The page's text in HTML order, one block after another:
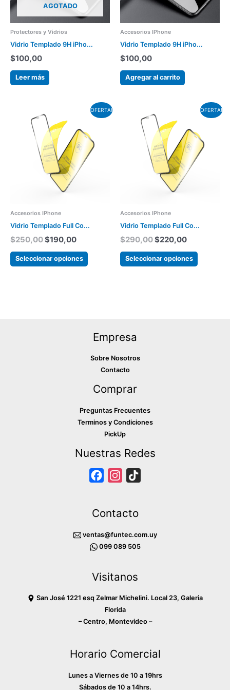
AGOTADO
Protectores y Vidrios
Vidrio Templado 9H iPho...
$100,00
Leer más
Accesorios IPhone
Vidrio Templado 9H iPho...
$100,00
Agregar al carrito
OFERTA!
Accesorios IPhone
Vidrio Templado Full Co...
$250,00
precio
original
era:
$250,00.
$190,00
precio
actual
es:
$190,00.
Seleccionar opciones
Este
tiene
varias
variantes.
en
página
del
OFERTA!
Accesorios IPhone
Vidrio Templado Full Co...
$290,00
precio
original
era:
$290,00.
$220,00
precio
actual
es:
$220,00.
Seleccionar opciones
Este
tiene
varias
variantes.
en
página
del
Empresa
Sobre Nosotros
Contacto
Comprar
Preguntas Frecuentes
Terminos y Condiciones
PickUp
Nuestras Redes
e
b
o
k
t
a
g
a
o
Contacto
ventas@funtec.com.uy
099 089 505
Visitanos
San José 1221 esq Zelmar Michelini. Local 23, Galeria
Florida
– Centro, Montevideo –
Horario Comercial
Lunes a Viernes de 10 a 19hrs
Sábados de 10 a 14hrs.